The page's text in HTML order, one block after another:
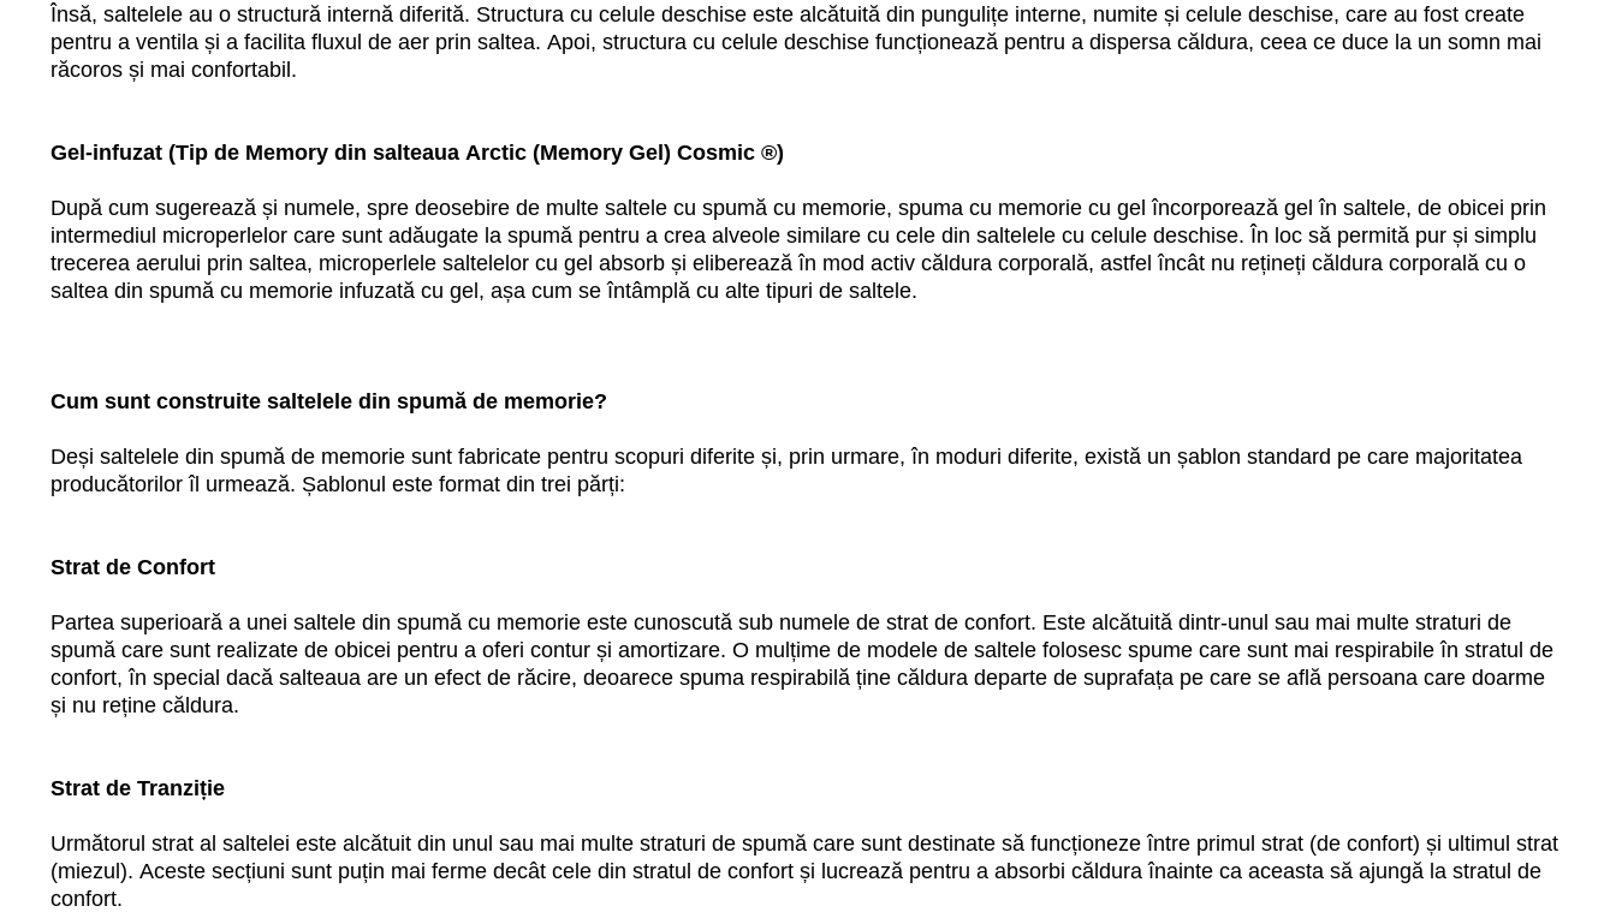
Însă, saltelele au o structură internă diferită. Structura cu celule deschise este alcătuită din pungulițe interne, numite și celule deschise, care au fost create
pentru a ventila și a facilita fluxul de aer prin saltea. Apoi, structura cu celule deschise funcționează pentru a dispersa căldura, ceea ce duce la un somn mai
răcoros și mai confortabil.
Gel-infuzat (Tip de Memory din salteaua Arctic (Memory Gel) Cosmic ®)
După cum sugerează și numele, spre deosebire de multe saltele cu spumă cu memorie, spuma cu memorie cu gel încorporează gel în saltele, de obicei prin
intermediul microperlelor care sunt adăugate la spumă pentru a crea alveole similare cu cele din saltelele cu celule deschise. În loc să permită pur și simplu
trecerea aerului prin saltea, microperlele saltelelor cu gel absorb și eliberează în mod activ căldura corporală, astfel încât nu rețineți căldura corporală cu o
saltea din spumă cu memorie infuzată cu gel, așa cum se întâmplă cu alte tipuri de saltele.
Cum sunt construite saltelele din spumă de memorie?
Deși saltelele din spumă de memorie sunt fabricate pentru scopuri diferite și, prin urmare, în moduri diferite, există un șablon standard pe care majoritatea
producătorilor îl urmează. Șablonul este format din trei părți:
Strat de Confort
Partea superioară a unei saltele din spumă cu memorie este cunoscută sub numele de strat de confort. Este alcătuită dintr-unul sau mai multe straturi de
spumă care sunt realizate de obicei pentru a oferi contur și amortizare. O mulțime de modele de saltele folosesc spume care sunt mai respirabile în stratul de
confort, în special dacă salteaua are un efect de răcire, deoarece spuma respirabilă ține căldura departe de suprafața pe care se află persoana care doarme
și nu reține căldura.
Strat de Tranziție
Următorul strat al saltelei este alcătuit din unul sau mai multe straturi de spumă care sunt destinate să funcționeze între primul strat (de confort) și ultimul strat
(miezul). Aceste secțiuni sunt puțin mai ferme decât cele din stratul de confort și lucrează pentru a absorbi căldura înainte ca aceasta să ajungă la stratul de
confort.